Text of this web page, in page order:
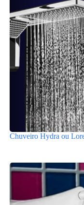
Chuveiro Hydra ou